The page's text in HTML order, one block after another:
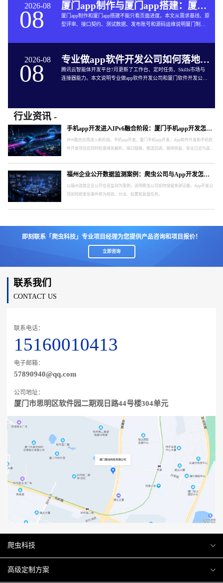
2026-08
08 厦门app制作与厦门app搭建：厦门App开发的六个交付关口
厦门app制作和厦门app搭建不能只看页面进度。本文从需求基线、原
型评审、接口契约、测试数据、发布账号和源码运维说明厦门制作
2026-08
08 专业做app软件开发公司如何落地企业智能体工作台
腾讯云智能体开发平台7月更新了工作台、定时任务、Skills市场与
连接器能力。本文说明专业做app软件开发公司和厦门软件开发公司
行业资讯 -
手机app开发进入IPv6融合阶段：厦门手机app开发怎样验收真实网络
IPv6融合应用进入新阶段，手机app开发、厦门手机app开发、App软件开发和手机软
件开发项目应同时检查域名解析、接口链路、推送回调、弱网恢复、安全日志与真实
福州企业公开数据监测案例：爬虫公司与App开发怎样形成处置闭环
以福州连锁企业公开信息监测为案例，说明爬虫公司如何保留来源证据，App开发公
司如何把变化事件转为核验、分派、处置和复盘任务。
即刻联系「爬虫科技」专业项目经理为您提供产品咨询和项目报价！
立即咨询
联系我们
CONTACT US
联系电话：
15160010413
电子邮箱：
57890940@qq.com
公司地址：
厦门市思明区软件园二期观日路44号楼304单元
爬虫科技
爬虫案例
高级定制方案